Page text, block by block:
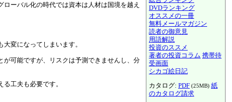
ーバル化の時代では資本は人材は国境を越え
変になってしまいます。
可能ですが、リスクは予測できませんし、分
工夫も必要です。
DVDランキング
オススメの一冊
無料メールマガジン
読者の御意見
用語解説
投資のススメ
著者の投資コラム 携帯待
受画面
シカゴ絵日記
カタログ: PDF (25MB) 紙
のカタログ請求